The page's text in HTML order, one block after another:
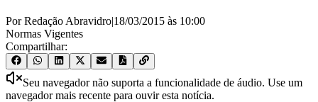
Por Redação Abravidro|18/03/2015 às 10:00
Normas Vigentes
Compartilhar:
Seu navegador não suporta a funcionalidade de áudio. Use um
navegador mais recente para ouvir esta notícia.